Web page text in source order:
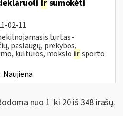
ir sumokėti
02-11
turtas -
paslaugų, prekybos,
kultūros, mokslo irsporto
Naujiena
nuo 1 iki 20 iš 348 irašų.